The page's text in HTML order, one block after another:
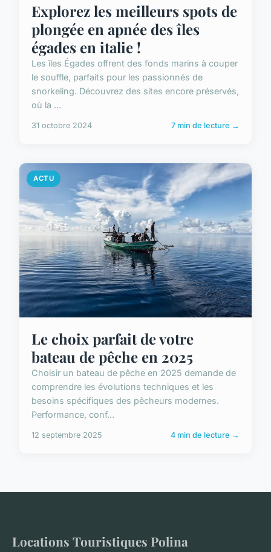
Explorez les meilleurs spots de
plongée en apnée des îles
égades en italie !
Les îles Égades offrent des fonds marins à couper
le souffle, parfaits pour les passionnés de
snorkeling. Découvrez des sites encore préservés,
où la ...
31 octobre 2024 7 min de lecture →
ACTU
Le choix parfait de votre
bateau de pêche en 2025
Choisir un bateau de pêche en 2025 demande de
comprendre les évolutions techniques et les
besoins spécifiques des pêcheurs modernes.
Performance, conf...
12 septembre 2025 4 min de lecture →
Locations Touristiques Polina